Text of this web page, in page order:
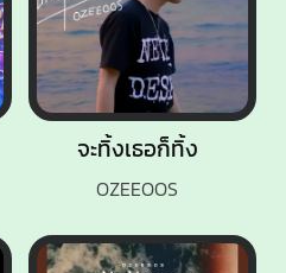
จะทิ้งเธอก็ทิ้ง
OZEEOOS